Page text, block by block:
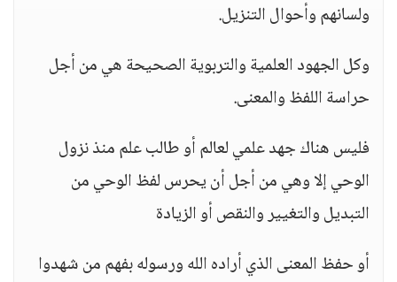
ولسانهم وأحوال التنزيل.
وكل الجهود العلمية والتربوية الصحيحة هي من أجل
حراسة اللفظ والمعنى.
فليس هناك جهد علمي لعالم أو طالب علم منذ نزول
الوحي إلا وهي من أجل أن يحرس لفظ الوحي من
التبديل والتغيير والنقص أو الزيادة
أو حفظ المعنى الذي أراده الله ورسوله بفهم من شهدوا